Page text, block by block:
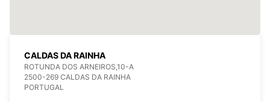
CALDAS DA RAINHA
ROTUNDA DOS ARNEIROS,10-A
2500-269 CALDAS DA RAINHA
PORTUGAL